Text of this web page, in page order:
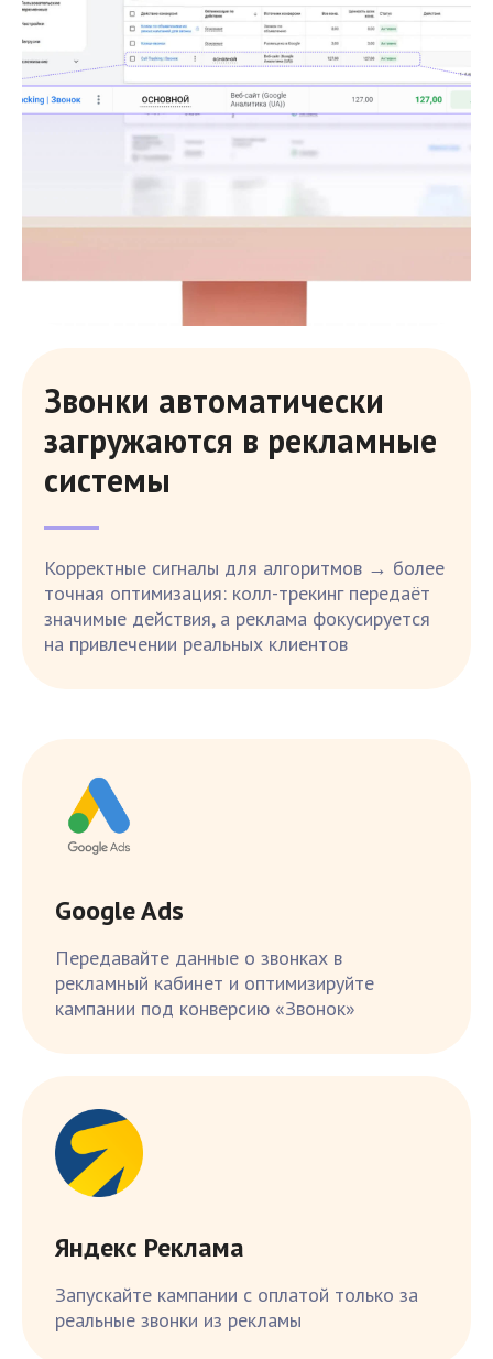
Звонки автоматически
загружаются в рекламные
системы
Корректные сигналы для алгоритмов → более
точная оптимизация: колл-трекинг передаёт
значимые действия, а реклама фокусируется
на привлечении реальных клиентов
Google Ads
Передавайте данные о звонках в
рекламный кабинет и оптимизируйте
кампании под конверсию «Звонок»
Яндекс Реклама
Запускайте кампании с оплатой только за
реальные звонки из рекламы